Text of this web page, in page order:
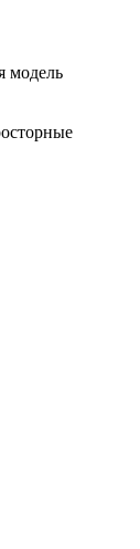
модель